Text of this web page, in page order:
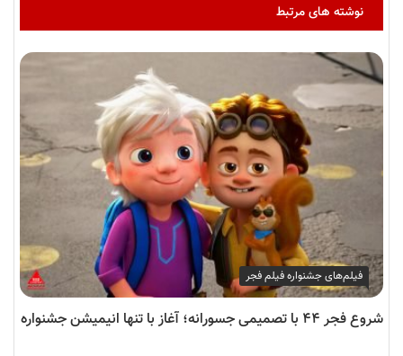
نوشته های مرتبط
فیلم‌های جشنواره فیلم فجر
شروع فجر ۴۴ با تصمیمی جسورانه؛ آغاز با تنها انیمیشن جشنواره